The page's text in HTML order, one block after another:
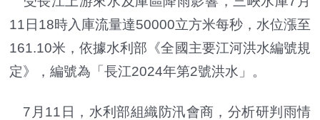
11日18時入庫流量達50000立方米每秒，水位漲至
161.10米，依據水利部《全國主要江河洪水編號規
定》，編號為「長江2024年第2號洪水」。
7月11日，水利部組織防汛會商，分析研判雨情